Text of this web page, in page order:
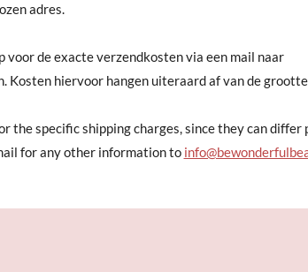
adres.
voor de exacte verzendkosten via een mail naar
Kosten hiervoor hangen uiteraard af van de
the specific shipping charges, since they can differ
for any other information to